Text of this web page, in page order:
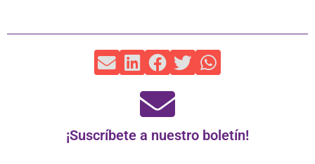
¡Suscríbete a nuestro boletín!